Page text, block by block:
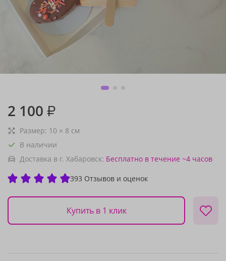
2 100 ₽
Размер: 10 × 8 см
В наличии
Доставка в г. Хабаровск: Бесплатно в течение ~4 часов
393 Отзывов и оценок
Купить в 1 клик